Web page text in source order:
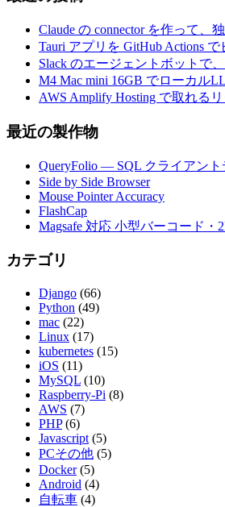
Claude の connector を作って、
Tauri アプリを GitHub Actions
Slack のエージェントボットで
M4 Mac mini 16GB でローカル
AWS Amplify Hosting で取れる
最近の製作物
QueryFolio — SQL クライアン
Side by Side Browser
Mouse Pointer Accuracy
FlashCap
Magsafe 対応 小型バーコード
カテゴリ
Django (66)
Python (49)
mac (22)
Linux (17)
kubernetes (15)
iOS (11)
MySQL (10)
Raspberry-Pi (8)
AWS (7)
PHP (6)
Javascript (5)
PCその他 (5)
Docker (5)
Android (4)
自転車 (4)